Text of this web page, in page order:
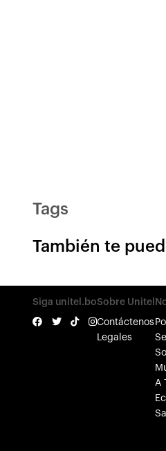
Tags
También te
Siga unitel.boSobre Unitel
Contáctenos
Legales
A